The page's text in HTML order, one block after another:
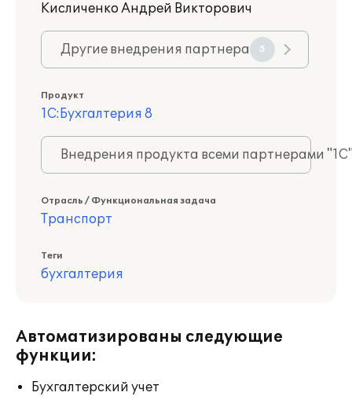
Кисличенко Андрей Викторович
Другие внедрения партнера 5
Продукт
1С:Бухгалтерия 8
Внедрения продукта всеми партнерами
Отрасль / Функциональная задача
Транспорт
Теги
бухгалтерия
Автоматизированы следующие
функции:
Бухгалтерский учет